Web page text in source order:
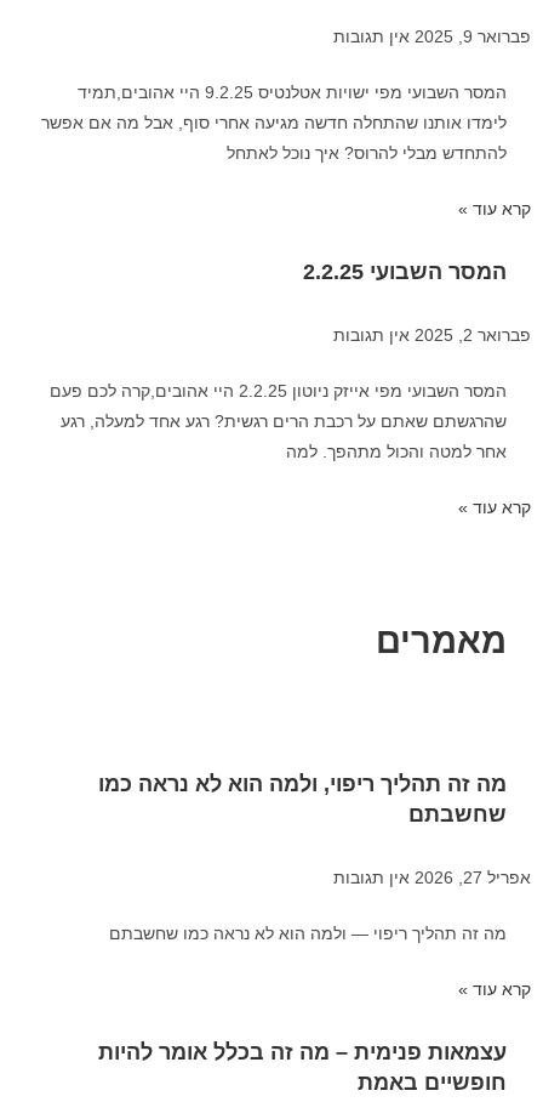
פברואר 9, 2025 אין תגובות
המסר השבועי מפי ישויות אטלנטיס 9.2.25 היי אהובים,תמיד
לימדו אותנו שהתחלה חדשה מגיעה אחרי סוף, אבל מה אם אפשר
להתחדש מבלי להרוס? איך נוכל לאתחל
קרא עוד »
המסר השבועי 2.2.25
פברואר 2, 2025 אין תגובות
המסר השבועי מפי אייזק ניוטון 2.2.25 היי אהובים,קרה לכם פעם
שהרגשתם שאתם על רכבת הרים רגשית? רגע אחד למעלה, רגע
אחר למטה והכול מתהפך. למה
קרא עוד »
מאמרים
מה זה תהליך ריפוי, ולמה הוא לא נראה כמו
שחשבתם
אפריל 27, 2026 אין תגובות
מה זה תהליך ריפוי — ולמה הוא לא נראה כמו שחשבתם
קרא עוד »
עצמאות פנימית – מה זה בכלל אומר להיות
חופשיים באמת